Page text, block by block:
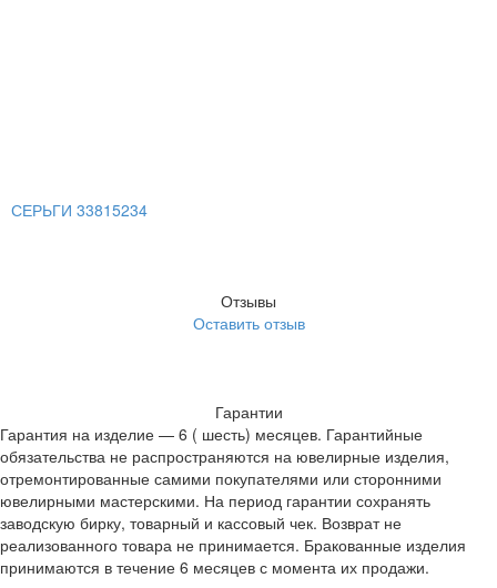
СЕРЬГИ 33815234
Отзывы
Оставить отзыв
Гарантии
Гарантия на изделие — 6 ( шесть) месяцев. Гарантийные
обязательства не распространяются на ювелирные изделия,
отремонтированные самими покупателями или сторонними
ювелирными мастерскими. На период гарантии сохранять
заводскую бирку, товарный и кассовый чек. Возврат не
реализованного товара не принимается. Бракованные изделия
принимаются в течение 6 месяцев с момента их продажи.